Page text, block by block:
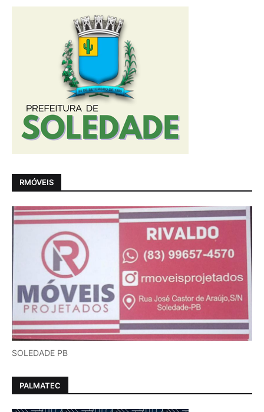
RMÓVEIS
SOLEDADE PB
PALMATEC